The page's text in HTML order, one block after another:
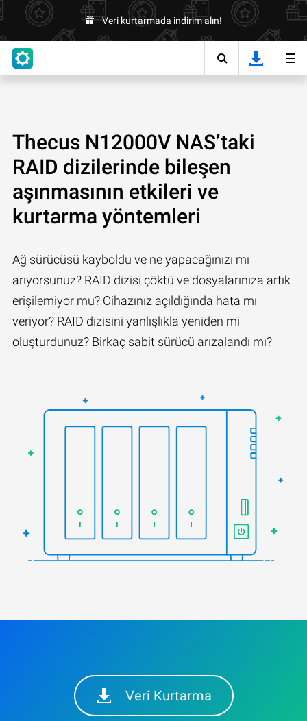
Veri kurtarmada indirim alın!
Thecus N12000V NAS’taki
RAID dizilerinde bileşen
aşınmasının etkileri ve
kurtarma yöntemleri
Ağ sürücüsü kayboldu ve ne yapacağınızı mı
arıyorsunuz? RAID dizisi çöktü ve dosyalarınıza artık
erişilemiyor mu? Cihazınız açıldığında hata mı
veriyor? RAID dizisini yanlışlıkla yeniden mi
oluşturdunuz? Birkaç sabit sürücü arızalandı mı?
Veri Kurtarma